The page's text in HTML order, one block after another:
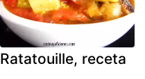
Ratatouille, receta